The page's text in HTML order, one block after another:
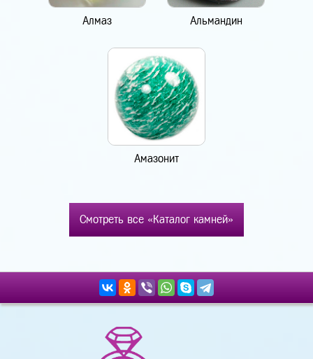
Алмаз Альмандин
Амазонит
Смотреть все «Каталог камней»